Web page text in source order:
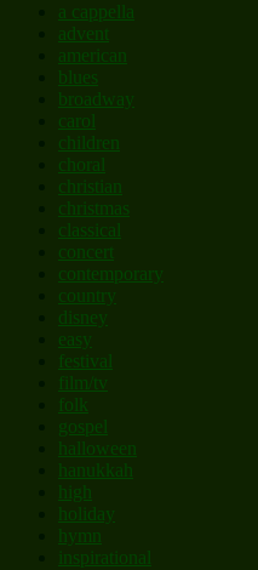
a cappella
advent
american
blues
broadway
carol
children
choral
christian
christmas
classical
concert
contemporary
country
disney
easy
festival
film/tv
folk
gospel
halloween
hanukkah
high
holiday
hymn
inspirational